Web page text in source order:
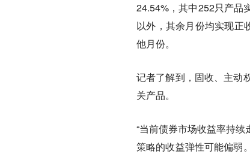
24.54%，其中252只产品
以外，其余月份均实现正
他月份。
记者了解到，固收、主动
关产品。
“当前债券市场收益率持
策略的收益弹性可能偏弱